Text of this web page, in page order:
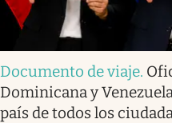
Documento de viaje.
Dominicana y
país de todos los